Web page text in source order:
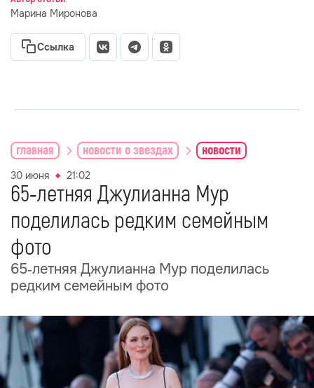
Марина Миронова
Ссылка
главная новости о звездах новости
30 июня 21:02
65‑летняя Джулианна Мур
поделилась редким семейным
фото
65‑летняя Джулианна Мур поделилась
редким семейным фото